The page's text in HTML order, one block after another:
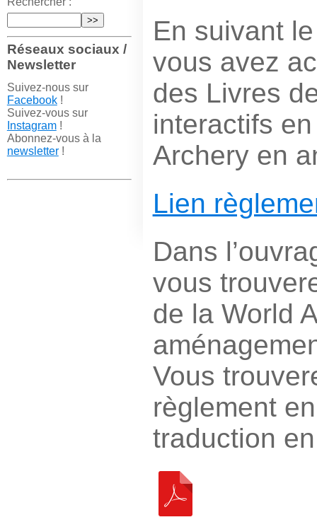
Réseaux sociaux /
Newsletter
Suivez-nous sur
Facebook!
Suivez-vous sur
Instagram!
Abonnez-vous à la
newsletter!
En suivant
vous avez
des Livres
interactifs
Archery en
Lien
Dans
vous
de la World
Vous
règlement
traduction